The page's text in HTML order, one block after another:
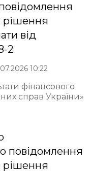
рішення
від
2
10:22
фінансового
справ України»
повідомлення
рішення